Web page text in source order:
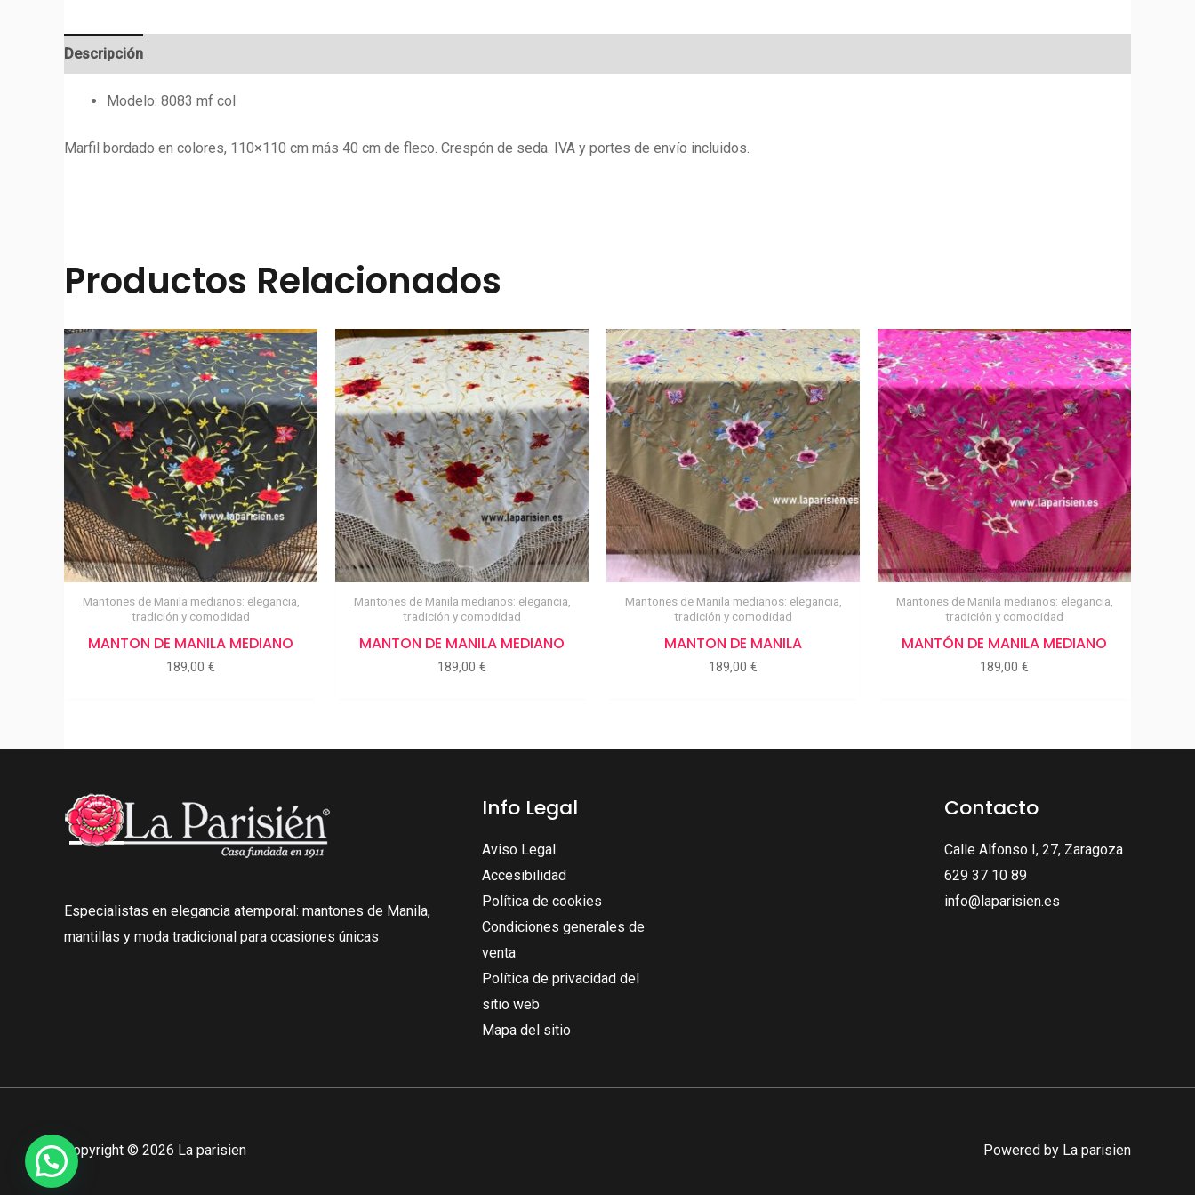
Descripción
Modelo: 8083 mf col
Marfil bordado en colores, 110×110 cm más 40 cm de fleco. Crespón de seda. IVA y portes de envío incluidos.
Productos Relacionados
Mantones de Manila medianos: elegancia,
tradición y comodidad
MANTON DE MANILA MEDIANO
189,00 €
Mantones de Manila medianos: elegancia,
tradición y comodidad
MANTON DE MANILA MEDIANO
189,00 €
Mantones de Manila medianos: elegancia,
tradición y comodidad
MANTON DE MANILA
189,00 €
Mantones de Manila medianos: elegancia,
tradición y comodidad
MANTÓN DE MANILA MEDIANO
189,00 €
Especialistas en elegancia atemporal: mantones de Manila,
mantillas y moda tradicional para ocasiones únicas
Info Legal
Aviso Legal
Accesibilidad
Política de cookies
Condiciones generales de
venta
Política de privacidad del
sitio web
Mapa del sitio
Contacto
Calle Alfonso I, 27, Zaragoza
629 37 10 89
info@laparisien.es
Copyright © 2026 La parisien Powered by La parisien